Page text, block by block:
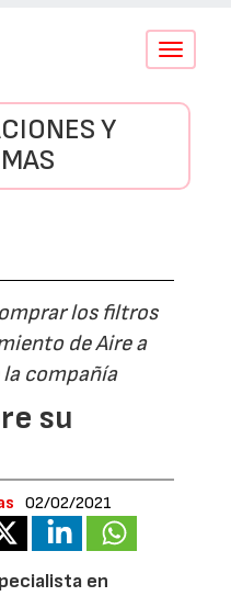
Conmutar
Y
los filtros
de Aire a
la compañía
su
02/02/2021
en